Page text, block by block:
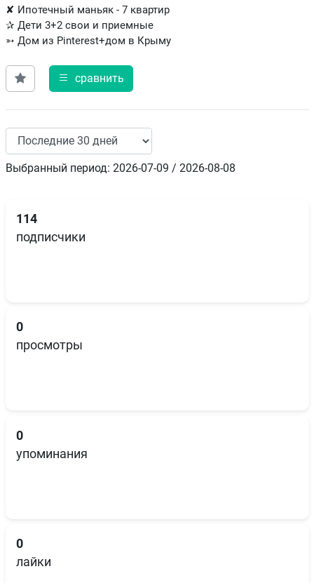
✘ Ипотечный маньяк - 7 квартир
✰ Дети 3+2 свои и приемные
➳ Дом из Pinterest+дом в Крыму
сравнить
Выбранный период: 2026-07-09 / 2026-08-08
114
подписчики
0
просмотры
0
упоминания
0
лайки